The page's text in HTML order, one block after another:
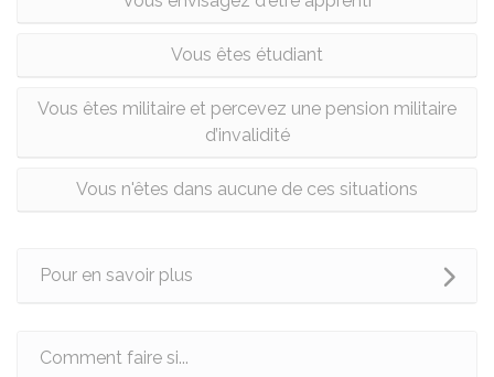
Vous êtes étudiant
Vous êtes militaire et percevez une pension militaire
d’invalidité
Vous n'êtes dans aucune de ces situations
Pour en savoir plus
Comment faire si...